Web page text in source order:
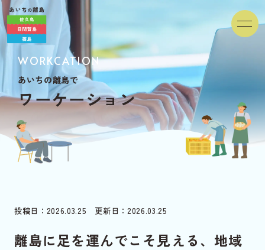
WORKCATION
あいちの離島で
ワーケーション
投稿日：2026.03.25 更新日：2026.03.25
離島に足を運んでこそ見える、地域